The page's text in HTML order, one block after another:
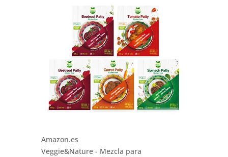
Amazon.es
Veggie&Nature - Mezcla para